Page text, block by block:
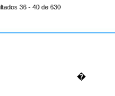
36 - 40 de 630
�